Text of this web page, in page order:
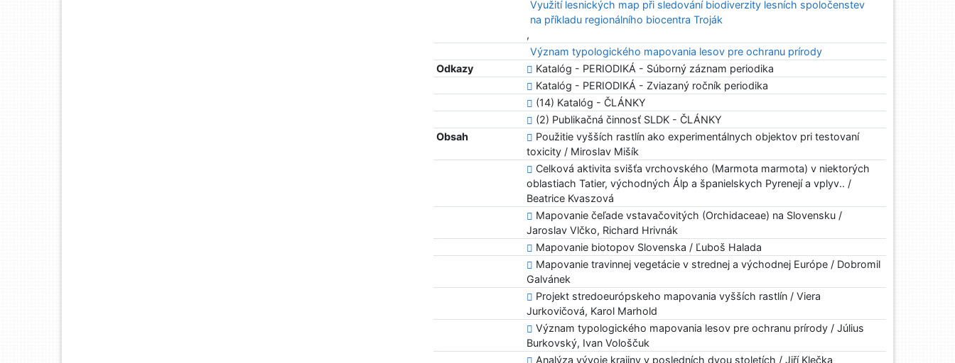
Využití lesnických map při sledování biodiverzity lesních spoločenstev
na příkladu regionálního biocentra Troják
,
Význam typologického mapovania lesov pre ochranu prírody
Odkazy
Katalóg - PERIODIKÁ - Súborný záznam periodika
Katalóg - PERIODIKÁ - Zviazaný ročník periodika
(14) Katalóg - ČLÁNKY
(2) Publikačná činnosť SLDK - ČLÁNKY
Obsah
Použitie vyšších rastlín ako experimentálnych objektov pri testovaní
toxicity / Miroslav Mišík
Celková aktivita svišťa vrchovského (Marmota marmota) v niektorých
oblastiach Tatier, východných Álp a španielskych Pyrenejí a vplyv.. /
Beatrice Kvaszová
Mapovanie čeľade vstavačovitých (Orchidaceae) na Slovensku /
Jaroslav Vlčko, Richard Hrivnák
Mapovanie biotopov Slovenska / Ľuboš Halada
Mapovanie travinnej vegetácie v strednej a východnej Európe / Dobromil
Galvánek
Projekt stredoeurópskeho mapovania vyšších rastlín / Viera
Jurkovičová, Karol Marhold
Význam typologického mapovania lesov pre ochranu prírody / Július
Burkovský, Ivan Vološčuk
Analýza vývoje krajiny v posledních dvou stoletích / Jiří Klečka